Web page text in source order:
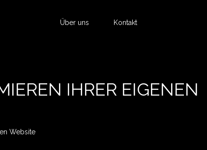
Über uns Kontakt
IHRER EIGENEN
Website